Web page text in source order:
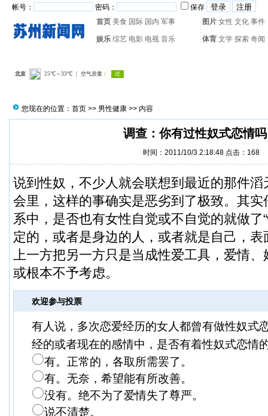
帐号： 密码：
保存
首页 美食 国际 国内 军事 图片 女性 文化 事件
娱乐 综艺 电影 电视 音乐 体育 文学 探索 奇闻
您现在的位置： 首页 >> 男性健康 >> 内容
调查：你有过性奴式恋情
时间：2011/10/3 2:18:48 点击： 168
说到性奴，不少人就会联想到最近的那件
会里，这样的事确实是恶劣到了极致。其
系中，是否也有女性自觉或不自觉的就做了
定的，或者是身边的人，或者就是自己，
上一方把另一方只是当成性爱工具，爱情
或根本不予考虑。
欢迎参与投票
有人说，多次恋爱经历的女人都曾有做性奴式
经的或者现在的感情中，是否有着性奴式恋情
有。正常的，各取所需罢了。
有。无奈，希望能有所改善。
没有。绝不为了爱情失了尊严。
说不清楚。